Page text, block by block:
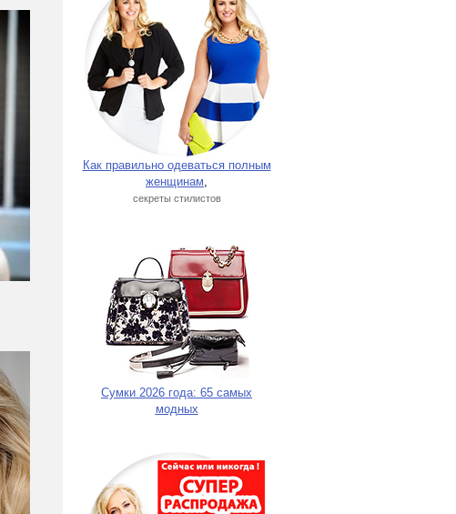
Как правильно одеваться полным
женщинам,
секреты стилистов
Сумки 2026 года: 65 самых
модных